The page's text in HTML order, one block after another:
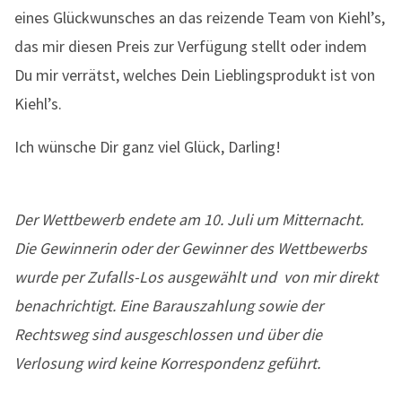
eines Glückwunsches an das reizende Team von Kiehl’s,
das mir diesen Preis zur Verfügung stellt oder indem
Du mir verrätst, welches Dein Lieblingsprodukt ist von
Kiehl’s.
Ich wünsche Dir ganz viel Glück, Darling!
Der Wettbewerb endete am 10. Juli um Mitternacht.
Die Gewinnerin oder der Gewinner des Wettbewerbs
wurde per Zufalls-Los ausgewählt und von mir direkt
benachrichtigt. Eine Barauszahlung sowie der
Rechtsweg sind ausgeschlossen und über die
Verlosung wird keine Korrespondenz geführt.